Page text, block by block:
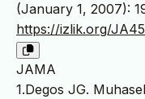
(January 1, 2007):
https://izlik.org/
JAMA
1.Degos JG.